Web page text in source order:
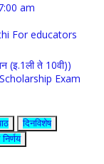
am
For educators
(इ.1ली ते 10वी))
Scholarship Exam
दिनविशेष